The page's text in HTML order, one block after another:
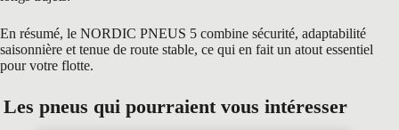
En résumé, le NORDIC PNEUS 5 combine sécurité, adaptabilité
saisonnière et tenue de route stable, ce qui en fait un atout essentiel
pour votre flotte.
Les pneus qui pourraient vous intéresser